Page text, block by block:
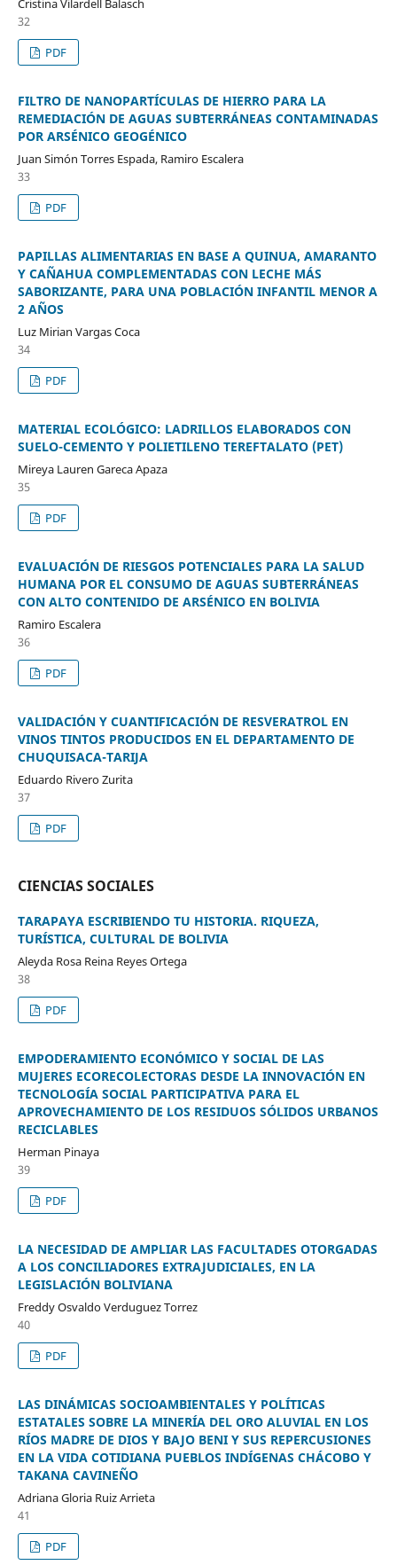
Cristina Vilardell Balasch
32
PDF
FILTRO DE NANOPARTÍCULAS DE HIERRO PARA LA
REMEDIACIÓN DE AGUAS SUBTERRÁNEAS CONTAMINADAS
POR ARSÉNICO GEOGÉNICO
Juan Simón Torres Espada, Ramiro Escalera
33
PDF
PAPILLAS ALIMENTARIAS EN BASE A QUINUA, AMARANTO
Y CAÑAHUA COMPLEMENTADAS CON LECHE MÁS
SABORIZANTE, PARA UNA POBLACIÓN INFANTIL MENOR A
2 AÑOS
Luz Mirian Vargas Coca
34
PDF
MATERIAL ECOLÓGICO: LADRILLOS ELABORADOS CON
SUELO-CEMENTO Y POLIETILENO TEREFTALATO (PET)
Mireya Lauren Gareca Apaza
35
PDF
EVALUACIÓN DE RIESGOS POTENCIALES PARA LA SALUD
HUMANA POR EL CONSUMO DE AGUAS SUBTERRÁNEAS
CON ALTO CONTENIDO DE ARSÉNICO EN BOLIVIA
Ramiro Escalera
36
PDF
VALIDACIÓN Y CUANTIFICACIÓN DE RESVERATROL EN
VINOS TINTOS PRODUCIDOS EN EL DEPARTAMENTO DE
CHUQUISACA-TARIJA
Eduardo Rivero Zurita
37
PDF
CIENCIAS SOCIALES
TARAPAYA ESCRIBIENDO TU HISTORIA. RIQUEZA,
TURÍSTICA, CULTURAL DE BOLIVIA
Aleyda Rosa Reina Reyes Ortega
38
PDF
EMPODERAMIENTO ECONÓMICO Y SOCIAL DE LAS
MUJERES ECORECOLECTORAS DESDE LA INNOVACIÓN EN
TECNOLOGÍA SOCIAL PARTICIPATIVA PARA EL
APROVECHAMIENTO DE LOS RESIDUOS SÓLIDOS URBANOS
RECICLABLES
Herman Pinaya
39
PDF
LA NECESIDAD DE AMPLIAR LAS FACULTADES OTORGADAS
A LOS CONCILIADORES EXTRAJUDICIALES, EN LA
LEGISLACIÓN BOLIVIANA
Freddy Osvaldo Verduguez Torrez
40
PDF
LAS DINÁMICAS SOCIOAMBIENTALES Y POLÍTICAS
ESTATALES SOBRE LA MINERÍA DEL ORO ALUVIAL EN LOS
RÍOS MADRE DE DIOS Y BAJO BENI Y SUS REPERCUSIONES
EN LA VIDA COTIDIANA PUEBLOS INDÍGENAS CHÁCOBO Y
TAKANA CAVINEÑO
Adriana Gloria Ruiz Arrieta
41
PDF